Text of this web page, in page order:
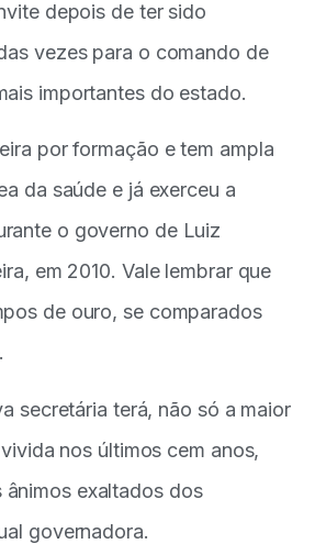
depois de ter sido
vezes para o comando de
importantes do estado.
por formação e tem ampla
da saúde e já exerceu a
o governo de Luiz
em 2010. Vale lembrar que
de ouro, se comparados
secretária terá, não só a maior
nos últimos cem anos,
exaltados dos
governadora.